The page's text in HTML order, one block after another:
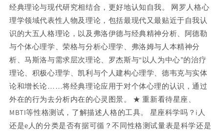
经典理论与现代研究相结合，更好地认知自我。 网罗人格心
理学领域代表性人物及理论，包括最现代又最贴近于自我认
识的大五人格理论，以及弗洛伊德与经典精神分析、阿德勒
与个体心理学、荣格与分析心理学、弗洛姆与人本精神分
析、马斯洛与需求层次理论、罗杰斯与“以人为中心”的治疗
理论、积极心理学、凯利与个人建构心理学、德韦克与实体
论和增长论……将经典理论应用于对个体心理的认识，通过
外在的行为去分析内在的心灵图景。 ★ 重新看待星座、
MBTI等性格测试，了解描述人格的工具。 星座科学吗？i人
还是e人的分类是否有据可循？不同性格测试量表是科学还是